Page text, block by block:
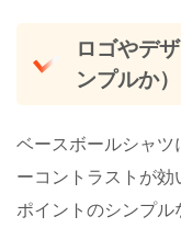
ロゴやデ
ンプルか）
ベースボールシャツ
ーコントラストが
ポイントのシンプル